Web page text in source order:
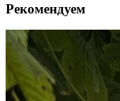
Рекомендуем